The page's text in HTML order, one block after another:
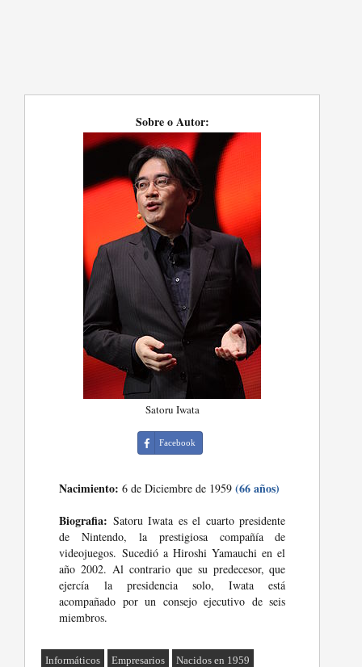
Sobre o Autor:
Satoru Iwata
Facebook
Nacimiento: 6 de Diciembre de 1959(66 años)
Biografia: Satoru Iwata es el cuarto presidente
de Nintendo, la prestigiosa compañía de
videojuegos. Sucedió a Hiroshi Yamauchi en el
año 2002. Al contrario que su predecesor, que
ejercía la presidencia solo, Iwata está
acompañado por un consejo ejecutivo de seis
miembros.
Informáticos Empresarios Nacidos en 1959